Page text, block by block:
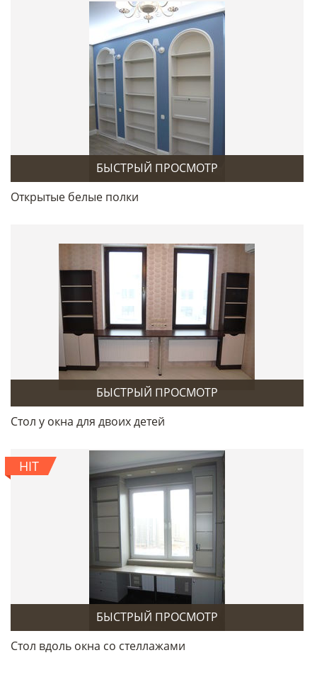
БЫСТРЫЙ ПРОСМОТР
Открытые белые полки
БЫСТРЫЙ ПРОСМОТР
Стол у окна для двоих детей
БЫСТРЫЙ ПРОСМОТР
Стол вдоль окна со стеллажами
HIT